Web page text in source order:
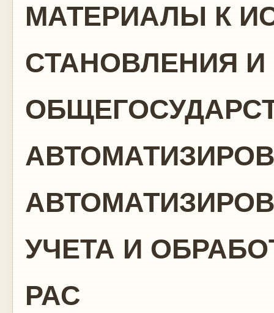
МАТЕРИАЛЫ К
СТАНОВЛЕНИЯ И
УЧЕТА И
РАС